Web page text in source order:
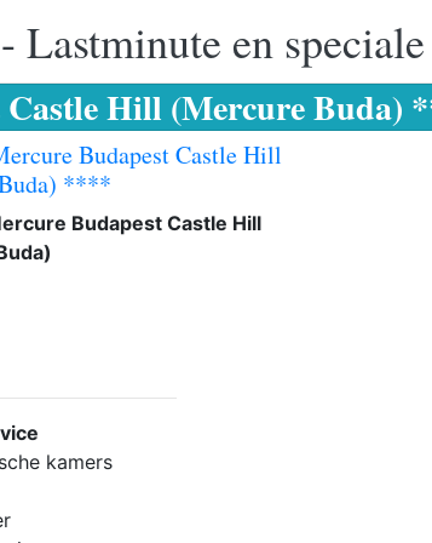
Lastminute en
Hill (Mercure Buda)
Budapest Castle Hill
****
Budapest Castle Hill
kamers